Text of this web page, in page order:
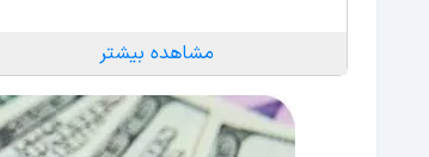
مشاهده بیشتر